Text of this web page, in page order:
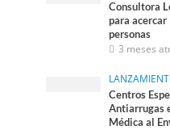
Consultora
para
personas
3 meses
Centros
Antiarrugas
Médica al